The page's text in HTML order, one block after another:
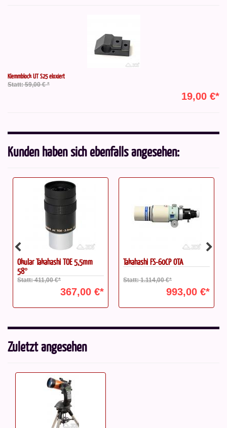
Klemmblock UT S25 eloxiert
Statt: 59,00 € *
19,00 €*
Kunden haben sich ebenfalls angesehen:
Okular Takahashi TOE 5,5mm
58°
Statt: 411,00 €*
367,00 €*
Takahashi FS-60CP OTA
Statt: 1.114,00 €*
993,00 €*
Zuletzt angesehen